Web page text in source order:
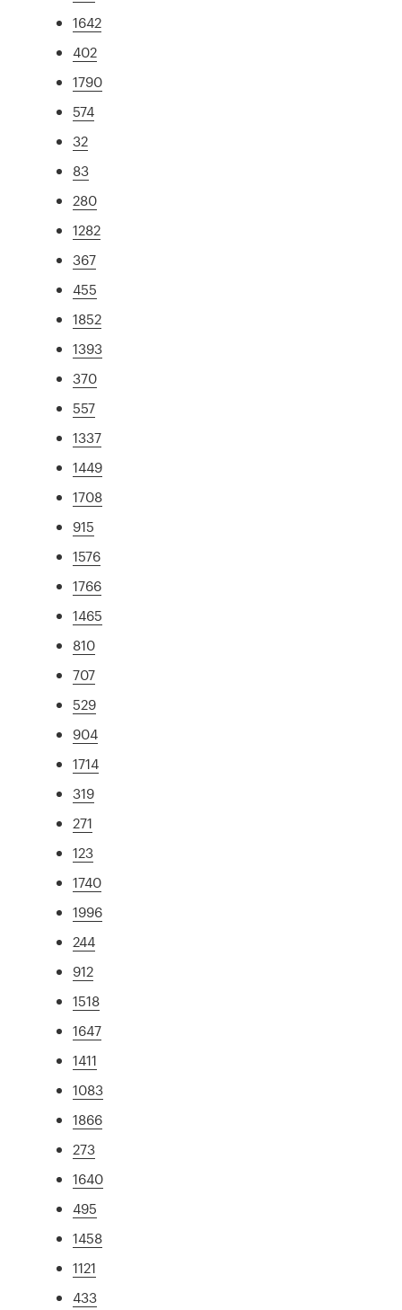
1642
402
1790
574
32
83
280
1282
367
455
1852
1393
370
557
1337
1449
1708
915
1576
1766
1465
810
707
529
904
1714
319
271
123
1740
1996
244
912
1518
1647
1411
1083
1866
273
1640
495
1458
1121
433